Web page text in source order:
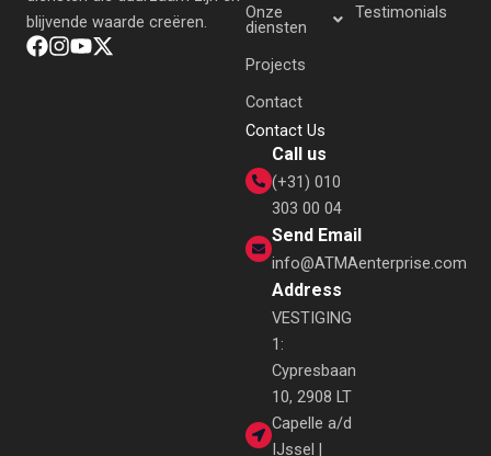
blijvende waarde creëren.
Onze
diensten
Projects
Contact
Testimonials
Contact Us
Call us
(+31) 010
303 00 04
Send Email
info@ATMAenterprise.com
Address
VESTIGING
1:
Cypresbaan
10, 2908 LT
Capelle a/d
IJssel |